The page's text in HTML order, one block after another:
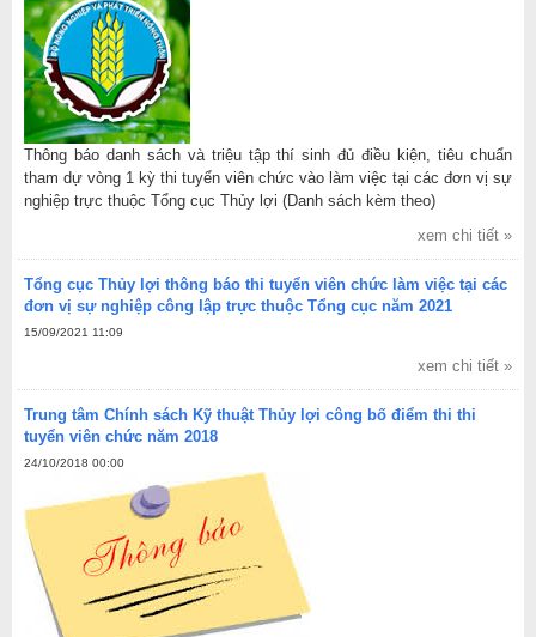
Thông báo danh sách và triệu tập thí sinh đủ điều kiện, tiêu chuẩn
tham dự vòng 1 kỳ thi tuyển viên chức vào làm việc tại các đơn vị sự
nghiệp trực thuộc Tổng cục Thủy lợi (Danh sách kèm theo)
xem chi tiết »
Tổng cục Thủy lợi thông báo thi tuyển viên chức làm việc tại các
đơn vị sự nghiệp công lập trực thuộc Tổng cục năm 2021
15/09/2021 11:09
xem chi tiết »
Trung tâm Chính sách Kỹ thuật Thủy lợi công bố điểm thi thi
tuyển viên chức năm 2018
24/10/2018 00:00